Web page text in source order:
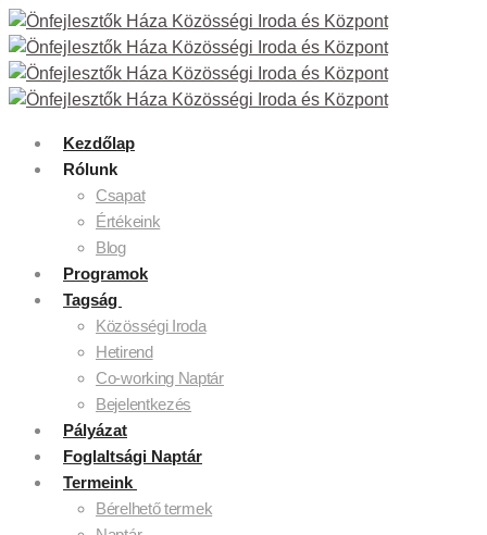
Kezdőlap
Rólunk
Csapat
Értékeink
Blog
Programok
Tagság
Közösségi Iroda
Hetirend
Co-working Naptár
Bejelentkezés
Pályázat
Foglaltsági Naptár
Termeink
Bérelhető termek